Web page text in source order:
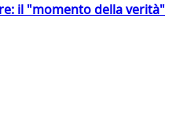
il "momento della verità"